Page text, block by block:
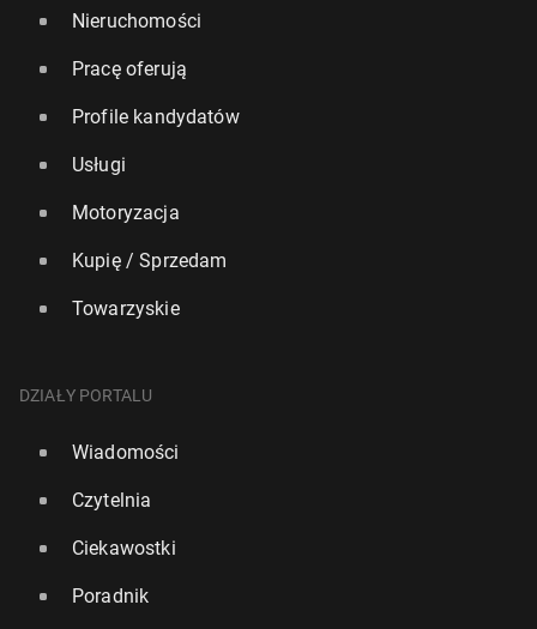
Nieruchomości
Pracę oferują
Profile kandydatów
Usługi
Motoryzacja
Kupię / Sprzedam
Towarzyskie
DZIAŁY PORTALU
Wiadomości
Czytelnia
Ciekawostki
Poradnik